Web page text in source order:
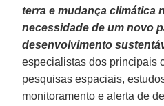
terra e mudança climática
necessidade de um novo
desenvolvimento
especialistas dos principais
pesquisas espaciais,
monitoramento e alerta de